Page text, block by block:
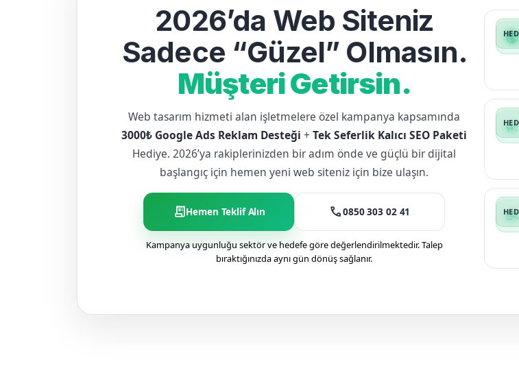
2026’da Web Siteniz
Sadece “Güzel” Olmasın.
Müşteri Getirsin.
Web tasarım hizmeti alan işletmelere özel kampanya kapsamında
3000₺ Google Ads Reklam Desteği +Tek Seferlik Kalıcı SEO Paketi
Hediye. 2026’ya rakiplerinizden bir adım önde ve güçlü bir dijital
başlangıç için hemen yeni web siteniz için bize ulaşın.
receipt_longHemen Teklif Alın call0850 303 02 41
Kampanya uygunluğu sektör ve hedefe göre değerlendirilmektedir. Talep
bıraktığınızda aynı gün dönüş sağlanır.
public
campaign
manage_search